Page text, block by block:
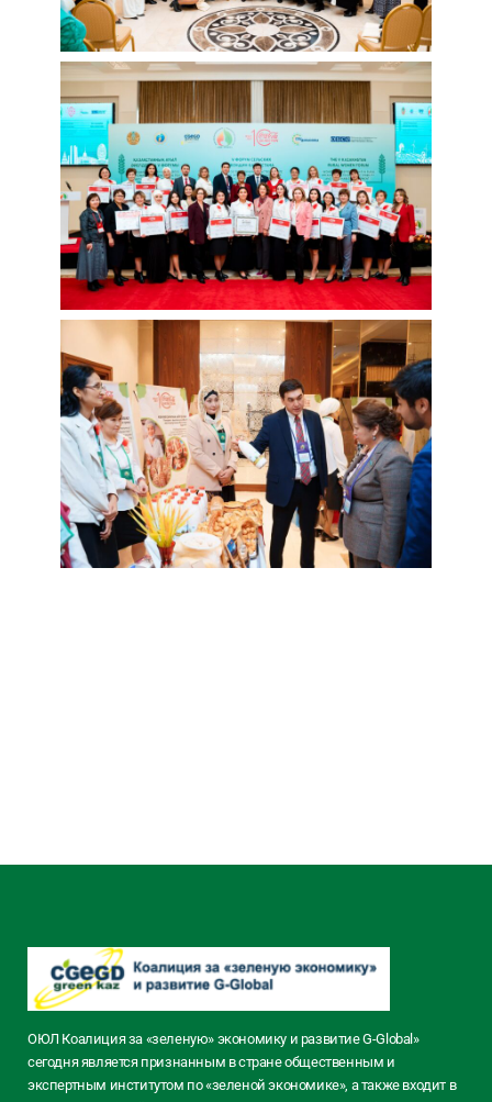
ОЮЛ Коалиция за «зеленую» экономику и развитие G-Global»
сегодня является признанным в стране общественным и
экспертным институтом по «зеленой экономике», а также входит в